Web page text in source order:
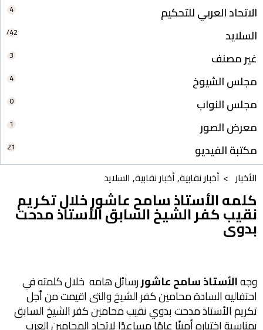
الاتحاد العربي للتحكيم 4
السلايد 742
غير مصنف 3
مجلس الشيوخ 4
مجلس النواب 0
معرض الصور 1
مكتبة الفيديو 21
الأخبار > أخبار نقابية,أخبار نقابية, السلايد
كلمه الأستاذ سامح عاشور خلال تكريم
نقيب كفر الشيخ السابق الأستاذ مدحت
بدوى
وجهالأستاذ سامح عاشوررسائل هامه خلال كلمته في
احتفاليه السادة محامين كفر الشيخ والتى اقيمت من أجل
تكريم الأستاذ مدحت بدوي نقيب محامين كفر الشيخ السابق
بمناسبة اختياره أمينًا عامًا مساعدًا لاتحاد المحامين العرب